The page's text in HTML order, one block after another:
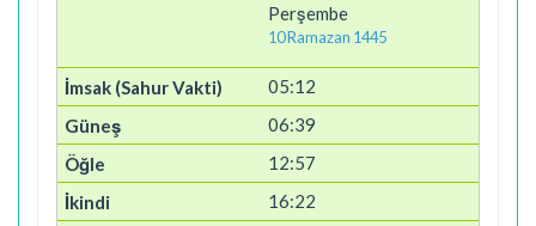
Perşembe
10 Ramazan 1445
05:12
06:39
12:57
16:22